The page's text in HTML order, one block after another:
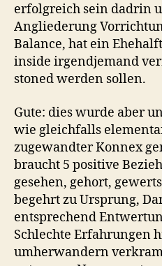
erfolgreich sein dadrin
Angliederung
Balance, hat ein
inside irgendjemand
stoned werden sollen.
Gute: dies wurde aber
wie gleichfalls
zugewandter Konnex
braucht 5 positive
gesehen, gehort,
begehrt zu Ursprung,
entsprechend
Schlechte Erfahrungen
umherwandern